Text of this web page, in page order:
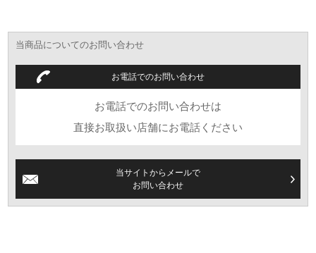
当商品についてのお問い合わせ
お電話でのお問い合わせ
お電話でのお問い合わせは
直接お取扱い店舗にお電話ください
当サイトからメールで
お問い合わせ